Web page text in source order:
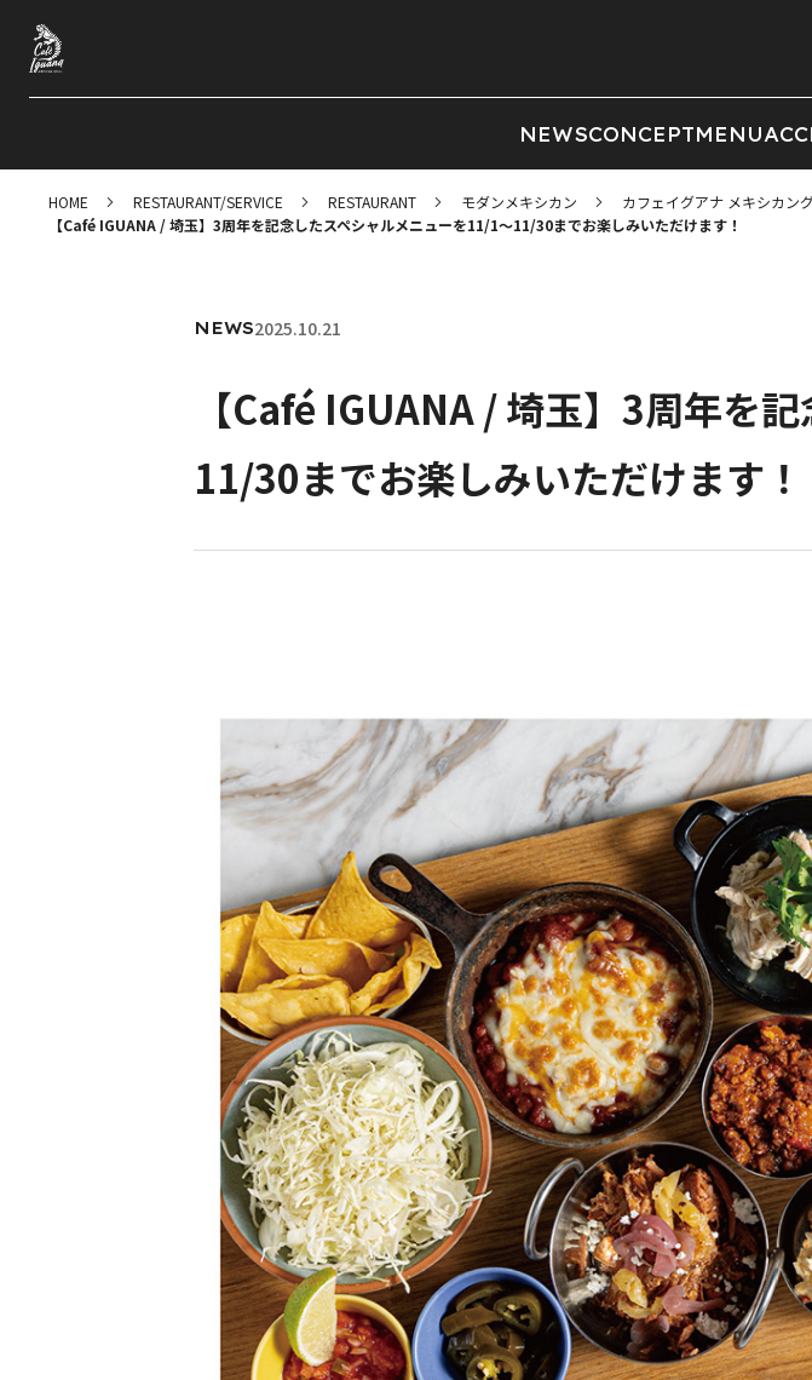
NEWSCONCEPTMENU
HOME RESTAURANT/SERVICE RESTAURANT モダンメキシカン カフェイグアナ メキシカン
【Café IGUANA / 埼玉】3周年を記念したスペシャルメニューを11/1〜11/30までお楽しみいただけます！
NEWS2025.10.21
【Café IGUANA / 埼玉】3周年を
11/30までお楽しみいただけます！